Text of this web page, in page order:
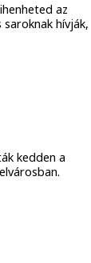
az
hívják,
kedden a